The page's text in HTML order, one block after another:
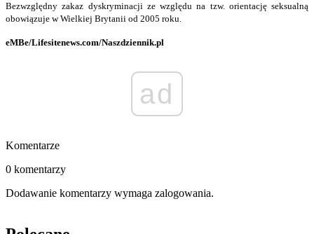
Bezwzględny zakaz dyskryminacji ze względu na tzw. orientację seksualną
obowiązuje w Wielkiej Brytanii od 2005 roku.
eMBe/Lifesitenews.com/Naszdziennik.pl
ad
Komentarze
0 komentarzy
Dodawanie komentarzy wymaga zalogowania.